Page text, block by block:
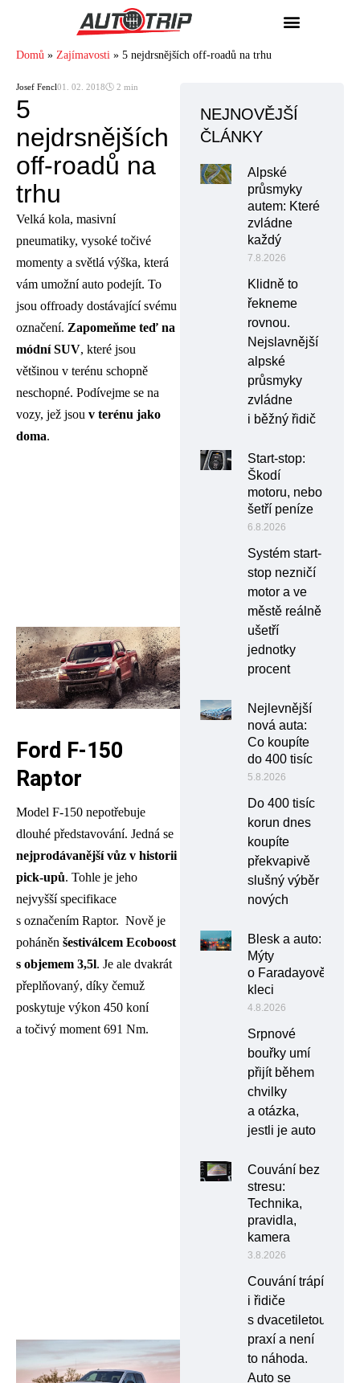
Domů » Zajímavosti » 5 nejdrsnějších off-roadů na trhu
Josef Fencl01. 02. 2018🕓 2 min
5
nejdrsnějších
off-roadů na
trhu
Velká kola, masivní
pneumatiky, vysoké točivé
momenty a světlá výška, která
vám umožní auto podejít. To
jsou offroady dostávající svému
označení. Zapomeňme teď na
módní SUV, které jsou
většinou v terénu schopně
neschopné. Podívejme se na
vozy, jež jsou v terénu jako
doma.
Ford F-150
Raptor
Model F-150 nepotřebuje
dlouhé představování. Jedná se
nejprodávanější vůz v historii
pick-upů. Tohle je jeho
nejvyšší specifikace
s označením Raptor. Nově je
poháněn šestiválcem Ecoboost
s objemem 3,5l. Je ale dvakrát
přeplňovaný, díky čemuž
poskytuje výkon 450 koní
a točivý moment 691 Nm.
NEJNOVĚJŠÍ
ČLÁNKY
Alpské
průsmyky
autem: Které
zvládne
každý
7.8.2026
Klidně to
řekneme
rovnou.
Nejslavnější
alpské
průsmyky
zvládne
i běžný řidič
Start-stop:
Škodí
motoru, nebo
šetří peníze
6.8.2026
Systém start-
stop nezničí
motor a ve
městě reálně
ušetří
jednotky
procent
Nejlevnější
nová auta:
Co koupíte
do 400 tisíc
5.8.2026
Do 400 tisíc
korun dnes
koupíte
překvapivě
slušný výběr
nových
Blesk a auto:
Mýty
o Faradayově
kleci
4.8.2026
Srpnové
bouřky umí
přijít během
chvilky
a otázka,
jestli je auto
Couvání bez
stresu:
Technika,
pravidla,
kamera
3.8.2026
Couvání trápí
i řidiče
s dvacetiletou
praxí a není
to náhoda.
Auto se